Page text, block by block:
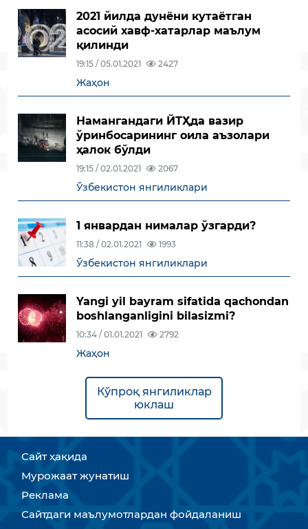
Жаҳон
19:15 / 05.01.2021 2427
2021 йилда дунёни кутаётган
асосий хавф-хатарлар маълум
қилинди
Ўзбекистон янгиликлари
19:15 / 02.01.2021 2067
Намангандаги ЙТҲда вазир
ўринбосарининг оила аъзолари
ҳалок бўлди
Ўзбекистон янгиликлари
11:38 / 02.01.2021 1993
1 январдан нималар ўзгарди?
Жаҳон
10:34 / 01.01.2021 2792
Yangi yil bayram sifatida qachondan
boshlanganligini bilasizmi?
Кўпроқ янгиликлар
юклаш
Сайт ҳақида
Мурожаат жунатиш
Реклама
Сайтдаги маълумотлардан фойдаланиш